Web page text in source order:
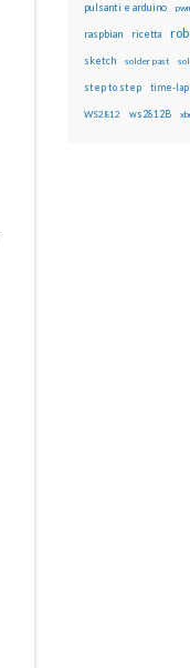
pulsanti e arduino
raspbian ricetta
sketch solder past
step to step time-
WS2812 ws2812B